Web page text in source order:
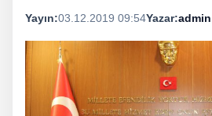
Yayın:03.12.2019 09:54Yazar:admin